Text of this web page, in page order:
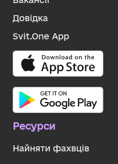
Довідка
Svit.One App
Ресурси
Найняти фахвців